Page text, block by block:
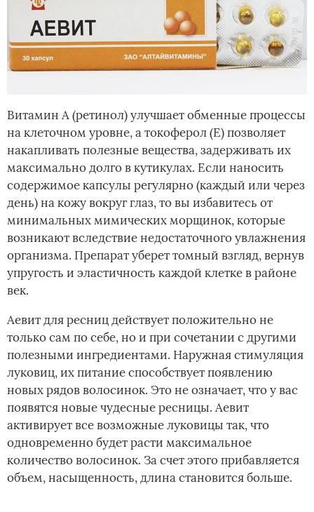
Витамин А (ретинол) улучшает обменные процессы
на клеточном уровне, а токоферол (Е) позволяет
накапливать полезные вещества, задерживать их
максимально долго в кутикулах. Если наносить
содержимое капсулы регулярно (каждый или через
день) на кожу вокруг глаз, то вы избавитесь от
минимальных мимических морщинок, которые
возникают вследствие недостаточного увлажнения
организма. Препарат уберет томный взгляд, вернув
упругость и эластичность каждой клетке в районе
век.
Аевит для ресниц действует положительно не
только сам по себе, но и при сочетании с другими
полезными ингредиентами. Наружная стимуляция
луковиц, их питание способствует появлению
новых рядов волосинок. Это не означает, что у вас
появятся новые чудесные ресницы. Аевит
активирует все возможные луковицы так, что
одновременно будет расти максимальное
количество волосинок. За счет этого прибавляется
объем, насыщенность, длина становится больше.